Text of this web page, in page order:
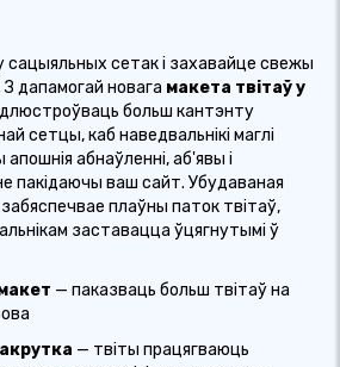
сетак і захавайце свежы
дапамогай новага макета твітаў у
больш кантэнту
сетцы, каб наведвальнікі маглі
абнаўленні, аб'явы і
пакідаючы ваш сайт. Убудаваная
плаўны паток твітаў,
заставацца ўцягнутымі ў
— паказваць больш твітаў на
— твіты працягваюць